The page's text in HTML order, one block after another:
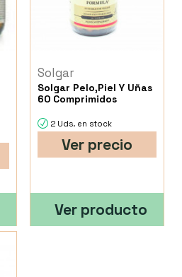
Solgar
Solgar Pelo,Piel Y Uñas
60 Comprimidos
2 Uds. en stock
Ver precio
Ver producto